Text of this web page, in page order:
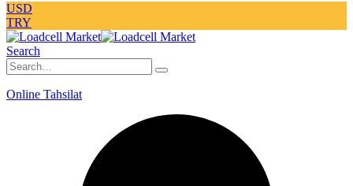
USD
TRY
Search
Online Tahsilat